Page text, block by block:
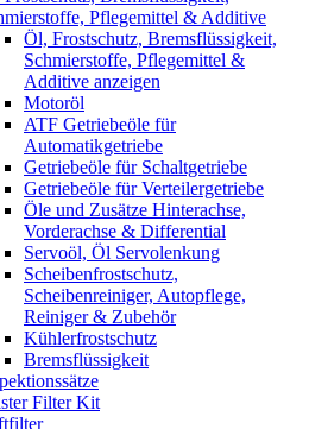
Pflegemittel & Additive
Öl, Frostschutz, Bremsflüssigkeit,
Schmierstoffe, Pflegemittel &
Additive anzeigen
Motoröl
ATF Getriebeöle für
Automatikgetriebe
Getriebeöle für Schaltgetriebe
Getriebeöle für Verteilergetriebe
Öle und Zusätze Hinterachse,
Vorderachse & Differential
Servoöl, Öl Servolenkung
Scheibenfrostschutz,
Scheibenreiniger, Autopflege,
Reiniger & Zubehör
Kühlerfrostschutz
Bremsflüssigkeit
Filter Kit